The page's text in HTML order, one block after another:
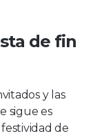
de fin
y las
sigue es
de